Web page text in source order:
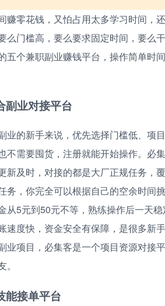
赚零花钱，又怕占用太多学习时间，
么门槛高，要么要求固定时间，要么
五个兼职副业赚钱平台，操作简单时
副业对接平台
业的新手来说，优先选择门槛低、项
不需要囤货，注册就能开始操作。必
新及时，对接的都是大厂正规任务，
务，你完全可以根据自己的空余时间
从5元到50元不等，熟练操作后一天
速度快，资金安全有保障，是很多新
业项目，必集客是一个项目资源对接
能接单平台